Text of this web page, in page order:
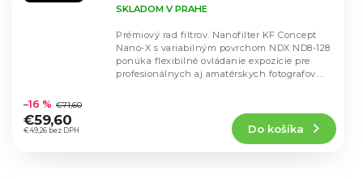
hodnotenie
produktu
je
SKLADOM V PRAHE
€49,26 bez DPH
–16 % €71,60
€59,60
Do košíka
Prémiový rad filtrov. Nanofilter KF Concept
Nano-X s variabilným povrchom NDX ND8-128
ponúka flexibilné ovládanie expozície pre
profesionálnych aj amatérskych fotografov....